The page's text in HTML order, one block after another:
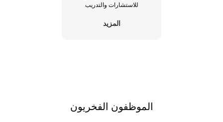
للاستشارات والتدريب
المزيد
الموظفون الفخريون